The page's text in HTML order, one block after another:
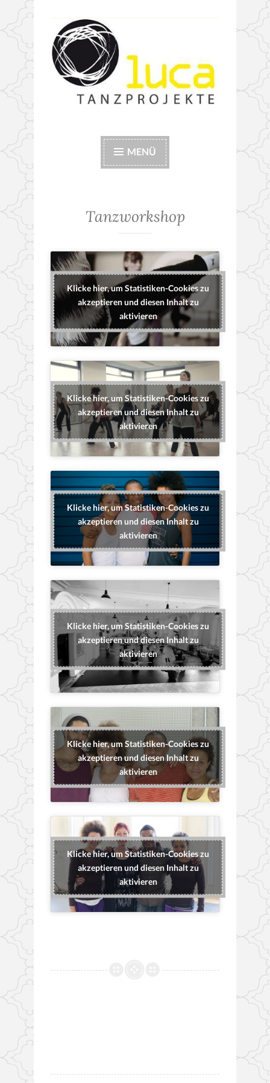
Zum
Inhalt
springen
Luca
Tanzprojekte
MENÜ
Tanzworkshop
Klicke hier, um Statistiken-Cookies zu
akzeptieren und diesen Inhalt zu
aktivieren
Klicke hier, um Statistiken-Cookies zu
akzeptieren und diesen Inhalt zu
aktivieren
Klicke hier, um Statistiken-Cookies zu
akzeptieren und diesen Inhalt zu
aktivieren
Klicke hier, um Statistiken-Cookies zu
akzeptieren und diesen Inhalt zu
aktivieren
Klicke hier, um Statistiken-Cookies zu
akzeptieren und diesen Inhalt zu
aktivieren
Klicke hier, um Statistiken-Cookies zu
akzeptieren und diesen Inhalt zu
aktivieren